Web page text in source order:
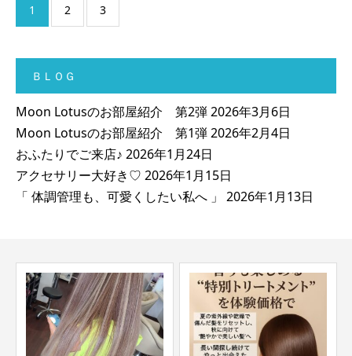
1 2 3
ＢＬＯＧ
Moon Lotusのお部屋紹介 第2弾2026年3月6日
Moon Lotusのお部屋紹介 第1弾2026年2月4日
おふたりでご来店♪ 2026年1月24日
アクセサリー大好き♡ 2026年1月15日
「 体調管理も、可愛くしたい私へ 」 2026年1月13日